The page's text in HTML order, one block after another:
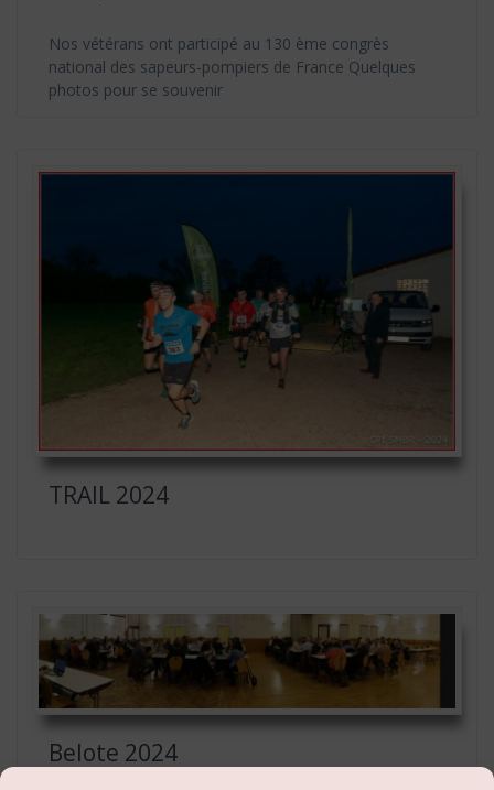
Nos vétérans ont participé au 130 ème congrès
national des sapeurs-pompiers de France Quelques
photos pour se souvenir
TRAIL 2024
Belote 2024